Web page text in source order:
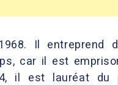
Il entreprend
car il est
il est lauréat du